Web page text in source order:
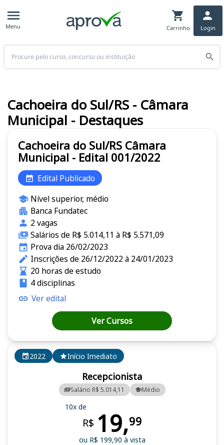
Menu Carrinho Login
Buscar
2022 Início Imediato
Recepcionista
Salário R$ 5.014,11 Médio
10x de
R$ 19,99
ou R$ 199,90 à vista
Cachoeira do Sul/RS Câmara
Municipal - Edital 001/2022
Edital Publicado
Nível superior, médio
Banca Fundatec
2 vagas
Salários de R$ 5.014,11 à R$ 5.571,09
Prova dia 26/02/2023
Inscrições de 26/12/2022 à 24/01/2023
20 horas de estudo
4 disciplinas
Ver edital
Ver Cursos
Cachoeira do Sul/RS - Câmara
Municipal - Destaques